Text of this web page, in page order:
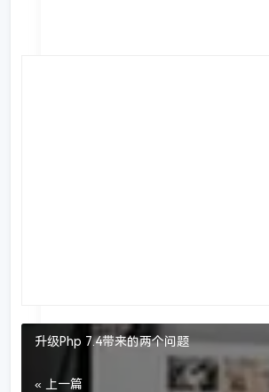
升级Php 7.4带来的两个问题
« 上一篇